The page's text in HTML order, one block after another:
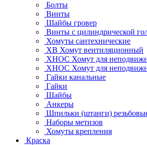
Болты
Винты
Шайбы гровер
Винты с цилиндрической
Хомуты сантехнические
ХВ Хомут вентиляционный
ХНОС Хомут для
ХНОС Хомут для
Гайки канальные
Гайки
Шайбы
Анкеры
Шпильки (штанги)
Наборы метизов
Хомуты крепления
Краска